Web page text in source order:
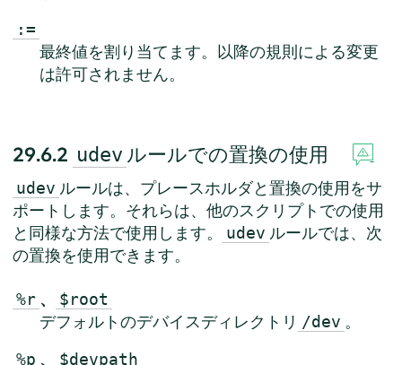
:=
最終値を割り当てます。以降の規則による変更
は許可されません。
29.6.2 udev ルールでの置換の使用
udev ルールは、プレースホルダと置換の使用をサ
ポートします。それらは、他のスクリプトでの使用
と同様な方法で使用します。
udev ルールでは、次
の置換を使用できます。
%r 、 $root
デフォルトのデバイスディレクトリ /dev 。
%p 、 $devpath